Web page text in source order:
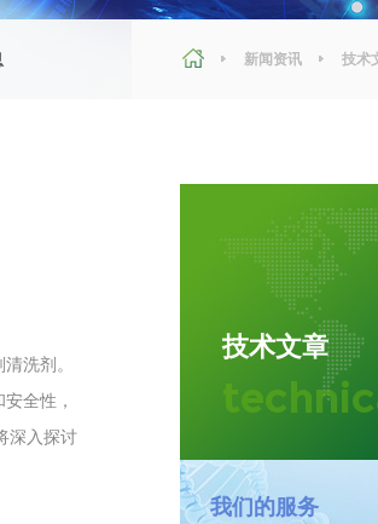
农用地土壤调查 更
更
轨
在线咨询
生检测 放射卫生检测 毒理检
新闻资讯 技术
洗剂。
全性，
深入探讨
技术文章
我们的服务